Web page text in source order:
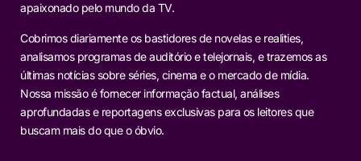
apaixonado pelo mundo da TV.
Cobrimos diariamente os bastidores de novelas e realities,
analisamos programas de auditório e telejornais, e trazemos as
últimas notícias sobre séries, cinema e o mercado de mídia.
Nossa missão é fornecer informação factual, análises
aprofundadas e reportagens exclusivas para os leitores que
buscam mais do que o óbvio.